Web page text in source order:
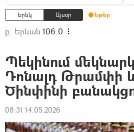
Երեկ Այսօր Եթեր
ք. Երևան 106.0
Պեկինում
Դոնալդ Թրամփի
Ծինփինի
08:31 14.05.2026